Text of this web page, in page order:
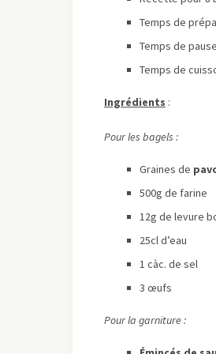
Temps de
Temps de
Temps de
Ingrédients :
Pour les bagels :
Graines de
500g de farine
12g de levure
25cl d’eau
1 càc. de sel
3 œufs
Pour la